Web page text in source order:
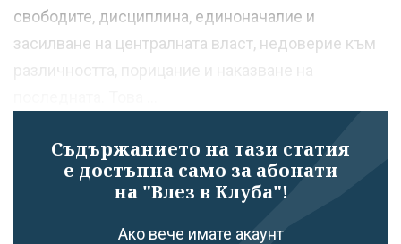
свободите, дисциплина, единоначалие и
засилване на централната власт, недоверие към
Съдържанието на тази статия
е достъпна само за абонати
на "Влез в Клуба"!
Ако вече имате акаунт